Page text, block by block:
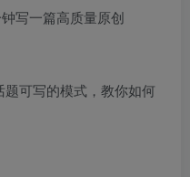
写一篇高质量原创
可写的模式，教你如何